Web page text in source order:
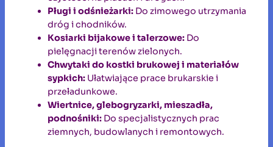
Pługi i odśnieżarki: Do zimowego utrzymania
dróg i chodników.
Kosiarki bijakowe i talerzowe: Do
pielęgnacji terenów zielonych.
Chwytaki do kostki brukowej i materiałów
sypkich: Ułatwiające prace brukarskie i
przeładunkowe.
Wiertnice, glebogryzarki, mieszadła,
podnośniki: Do specjalistycznych prac
ziemnych, budowlanych i remontowych.